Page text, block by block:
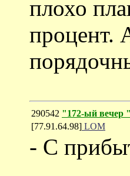
плохо
процент.
290542 "172-ый вечер
[77.91.64.98] LOM
- С